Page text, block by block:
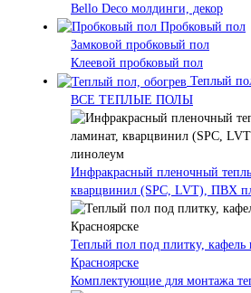
Bello Deco молдинги, декор
Пробковый пол
Замковой пробковый пол
Клеевой пробковый пол
Теплый
ВСЕ ТЕПЛЫЕ ПОЛЫ
Инфракрасный пленочный
кварцвинил (SPC, LVT), ПВХ
Теплый пол под плитку, кафель
Красноярске
Комплектующие для монтажа